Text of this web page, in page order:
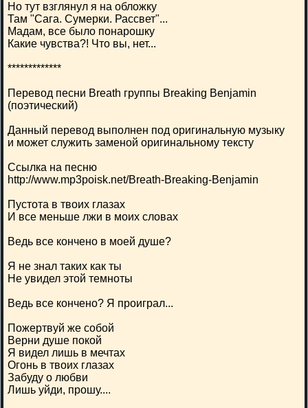
Но тут взглянул я на обложку
Там "Сага. Сумерки. Рассвет"...
Мадам, все было понарошку
Какие чувства?! Что вы, нет...
*************
Перевод песни Breath группы Breaking Benjamin
(поэтический)
Данный перевод выполнен под оригинальную музыку
и может служить заменой оригинальному тексту
Ссылка на песню
http://www.mp3poisk.net/Breath-Breaking-Benjamin
Пустота в твоих глазах
И все меньше лжи в моих словах
Ведь все кончено в моей душе?
Я не знал таких как ты
Не увидел этой темноты
Ведь все кончено? Я проиграл...
Пожертвуй же собой
Верни душе покой
Я видел лишь в мечтах
Огонь в твоих глазах
Забуду о любви
Лишь уйди, прошу....